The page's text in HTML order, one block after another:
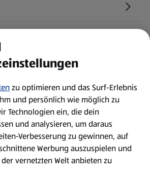
zu optimieren und das Surf-Erlebnis
und persönlich wie möglich zu
Technologien ein, die dein
und analysieren, um daraus
Verbesserung zu gewinnen, auf
Werbung auszuspielen und
vernetzten Welt anbieten zu